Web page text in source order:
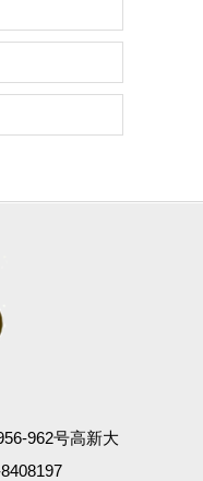
962号高新大